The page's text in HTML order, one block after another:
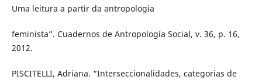
Uma leitura a partir da antropologia
feminista”. Cuadernos de Antropología Social, v. 36, p. 16,
2012.
PISCITELLI, Adriana. “Interseccionalidades, categorias de